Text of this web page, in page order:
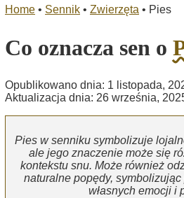
Home • Sennik • Zwierzęta • Pies
Co oznacza sen o
Opublikowano dnia: 1 listopada,
Aktualizacja dnia: 26 września,
Pies w senniku symbolizuje
ale jego znaczenie może się
kontekstu snu. Może również
naturalne popędy,
własnych emocji i